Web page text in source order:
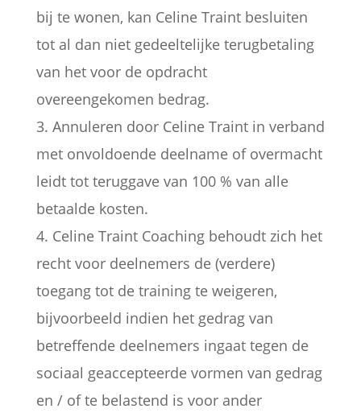
bij te wonen, kan Celine Traint besluiten
tot al dan niet gedeeltelijke terugbetaling
van het voor de opdracht
overeengekomen bedrag.
3. Annuleren door Celine Traint in verband
met onvoldoende deelname of overmacht
leidt tot teruggave van 100 % van alle
betaalde kosten.
4. Celine Traint Coaching behoudt zich het
recht voor deelnemers de (verdere)
toegang tot de training te weigeren,
bijvoorbeeld indien het gedrag van
betreffende deelnemers ingaat tegen de
sociaal geaccepteerde vormen van gedrag
en / of te belastend is voor ander